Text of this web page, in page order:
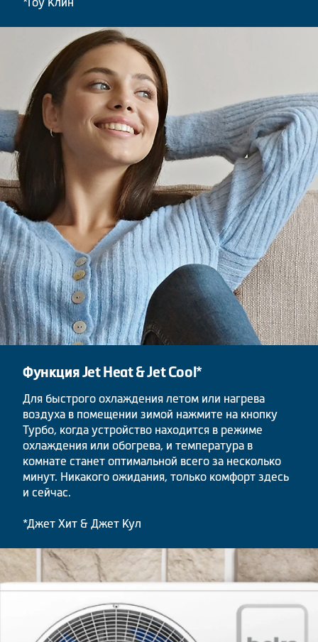
Функция Jet Heat & Jet Cool*
Для быстрого охлаждения летом или нагрева
воздуха в помещении зимой нажмите на кнопку
Турбо, когда устройство находится в режиме
охлаждения или обогрева, и температура в
комнате станет оптимальной всего за несколько
минут. Никакого ожидания, только комфорт здесь
и сейчас.
*Джет Хит & Джет Кул